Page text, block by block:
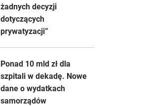
żadnych decyzji
dotyczących
prywatyzacji”
Ponad 10 mld zł dla
szpitali w dekadę. Nowe
dane o wydatkach
samorządów